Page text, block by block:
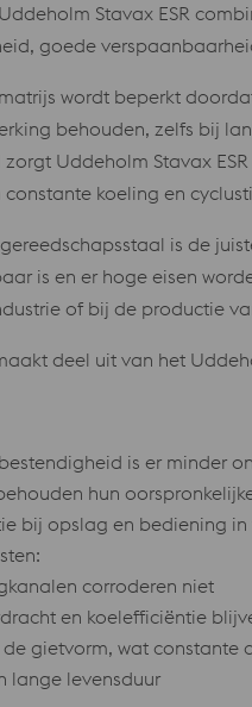
Stavax ESR
goede
wordt beperkt
behouden, zelfs bij
Uddeholm Stavax
koeling en
is de
is en er hoge eisen
of bij de productie
deel uit van het
is er minder
hun
bij opslag en bediening
corroderen niet
en koelefficiëntie
gietvorm, wat constante
lange levensduur